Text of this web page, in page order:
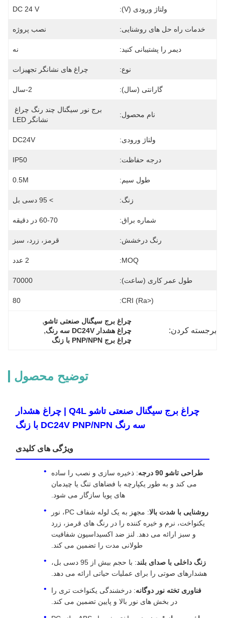
ولتاژ ورودی (V): DC 24 V
خدمات راه حل های روشنایی: نصب پروژه
دیمر را پشتیبانی کنید: نه
نوع: چراغ های نشانگر تجهیزات
گارانتی (سال): 2-سال
نام محصول:
نشانگر LED
ولتاژ ورودی: DC24V
درجه حفاظت: IP50
طول سیم: 0.5M
زنگ: > 95 دسی بل
شماره براق: 60-70 در دقیقه
رنگ درخشش: قرمز، زرد، سبز
MOQ: 2 عدد
طول عمر کاری (ساعت): 70000
CRI (Ra>):
80
برجسته کردن:
چراغ برج سیگنال صنعتی تاشو,
چراغ هشدار DC24V سه رنگ ,
چراغ برج PNP/NPN با زنگ
توضیح محصول
چراغ برج سیگنال صنعتی تاشو Q4L | چراغ هشدار
سه رنگ DC24V PNP/NPN با زنگ
ویژگی های کلیدی
طراحی تاشو 90 درجه
: ذخیره سازی و نصب را ساده
می کند و به طور یکپارچه با فضاهای تنگ یا چیدمان
های پویا سازگار می شود.
روشنایی با شدت بالا
: مجهز به یک لوله شفاف PC، نور
یکنواخت، نرم و خیره کننده را در رنگ های قرمز، زرد
و سبز ارائه می دهد. لنز ضد اکسیداسیون شفافیت
طولانی مدت را تضمین می کند.
زنگ داخلی با صدای بلند
: با حجم بیش از 95 دسی بل،
هشدارهای صوتی را برای عملیات حیاتی ارائه می دهد.
فناوری تخته نور دوگانه: درخشندگی یکنواخت تری را
در بخش های نور بالا و پایین تضمین می کند.